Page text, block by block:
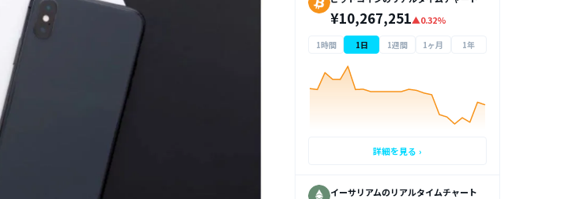
¥10,267,251▲0.32%
1時間 1日 1週間 1ヶ月 1年
詳細を見る ›
イーサリアムのリアルタイムチャート